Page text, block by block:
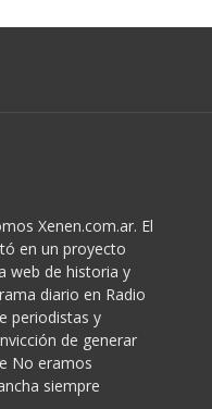
Xenen.com.ar. El
en un proyecto
web de historia y
diario en Radio
periodistas y
de generar
No eramos
siempre